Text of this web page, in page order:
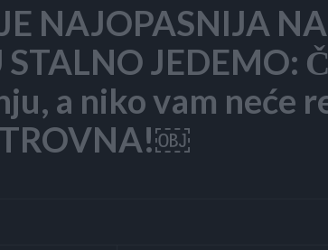
NAJOPASNIJA
STALNO JEDEMO:
a niko vam neće